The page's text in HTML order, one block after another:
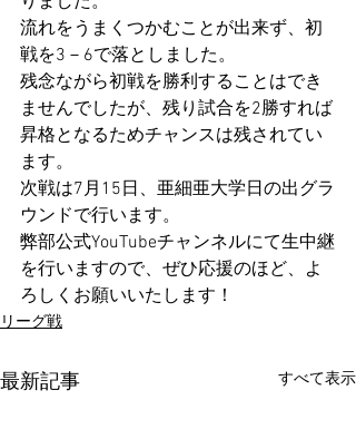
流れをうまくつかむことが出来ず、初
戦を3－6で落としました。
残念ながら初戦を勝利することはでき
ませんでしたが、残り試合を2勝すれば
昇格となるためチャンスは残されてい
ます。
次戦は7月15日、亜細亜大学日の出グラ
ウンドで行います。
弊部公式YouTubeチャンネルにて生中継
を行いますので、ぜひ応援のほど、よ
ろしくお願いいたします！
リーグ戦
最新記事 すべて表示